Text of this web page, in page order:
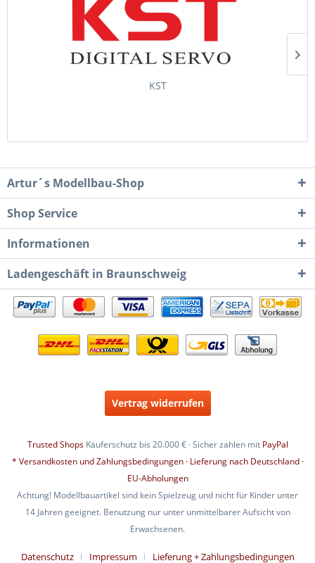
KST
Artur´s Modellbau-Shop
Shop Service
Informationen
Ladengeschäft in Braunschweig
Vertrag widerrufen
Trusted ShopsKäuferschutz bis 20.000 € · Sicher zahlen mit PayPal
* Versandkosten und Zahlungsbedingungen · Lieferung nach Deutschland ·
EU-Abholungen
Achtung! Modellbauartikel sind kein Spielzeug und nicht für Kinder unter
14 Jahren geeignet. Benutzung nur unter unmittelbarer Aufsicht von
Erwachsenen.
Datenschutz Impressum Lieferung + Zahlungsbedingungen